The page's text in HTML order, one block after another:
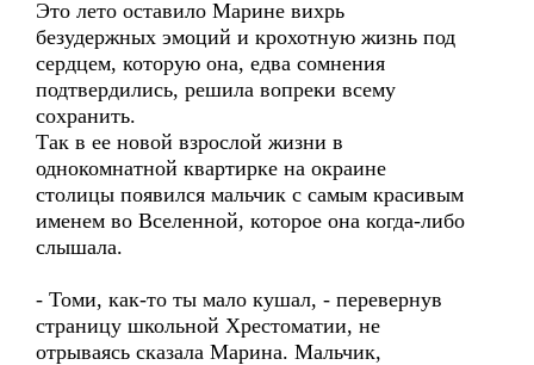
Это лето оставило Марине вихрь
безудержных эмоций и крохотную жизнь под
сердцем, которую она, едва сомнения
подтвердились, решила вопреки всему
сохранить.
Так в ее новой взрослой жизни в
однокомнатной квартирке на окраине
столицы появился мальчик с самым красивым
именем во Вселенной, которое она когда-либо
слышала.
- Томи, как-то ты мало кушал, - перевернув
страницу школьной Хрестоматии, не
отрываясь сказала Марина. Мальчик,